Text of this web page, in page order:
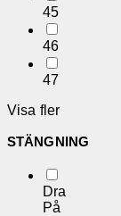
45
46
47
Visa fler
STÄNGNING
Dra
På